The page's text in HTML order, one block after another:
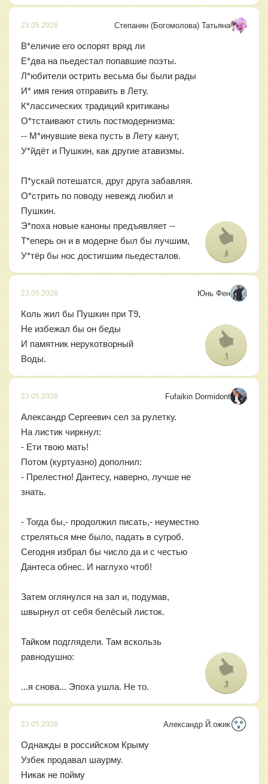
23.05.2026 Степанян (Богомолова) Татьяна
В*еличие его оспорят вряд ли
Е*два на пьедестал попавшие поэты.
Л*юбители острить весьма бы были рады
И* имя гения отправить в Лету.
К*лассических традиций критиканы
О*тстаивают стиль постмодернизма:
-- М*инувшие века пусть в Лету канут,
У*йдёт и Пушкин, как другие атавизмы.
П*ускай потешатся, друг друга забавляя.
О*стрить по поводу невежд любил и
Пушкин.
Э*поха новые каноны предъявляет --
Т*еперь он и в модерне был бы лучшим,
У*тёр бы нос достигшим пьедесталов.
6
23.05.2026 Юнь Фен
Коль жил бы Пушкин при Т9,
Не избежал бы он беды
И памятник нерукотворный
Воды.
1
23.05.2026 Fufaikin Dormidont
Александр Сергеевич сел за рулетку.
На листик чиркнул:
- Ети твою мать!
Потом (куртуазно) дополнил:
- Прелестно! Дантесу, наверно, лучше не
знать.
- Тогда бы,- продолжил писать,- неуместно
стреляться мне было, падать в сугроб.
Сегодня избрал бы число да и с честью
Дантеса обнес. И наглухо чтоб!
Затем оглянулся на зал и, подумав,
швырнул от себя белёсый листок.
Тайком подглядели. Там вскользь
равнодушно:
...я снова... Эпоха ушла. Не то. 3
23.05.2026 Александр Й.ожик
Однажды в российском Крыму
Узбек продавал шаурму.
Никак не пойму